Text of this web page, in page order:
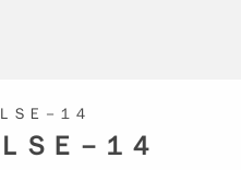
ＬＳＥ－１４
ＬＳＥ－１４